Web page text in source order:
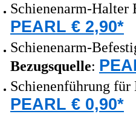
Schienenarm-
PEARL € 2,90*
Schienenarm-
Bezugsquelle:
Schienenführung
PEARL € 0,90*